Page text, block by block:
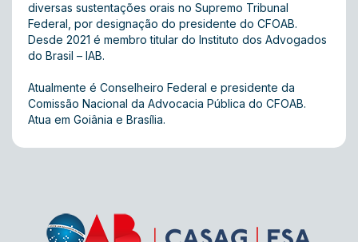
diversas sustentações orais no Supremo Tribunal
Federal, por designação do presidente do CFOAB.
Desde 2021 é membro titular do Instituto dos Advogados
do Brasil – IAB.
Atualmente é Conselheiro Federal e presidente da
Comissão Nacional da Advocacia Pública do CFOAB.
Atua em Goiânia e Brasília.